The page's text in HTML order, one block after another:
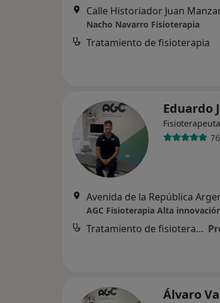
Nacho Navarro Fisioterapia
Tratamiento de fisioterapia
Eduardo
Fisioterapeuta
AGC Fisioterapia Alta
Tratamiento de fisioterapia
Álvaro